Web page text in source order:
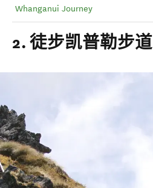
Whanganui Journey
2. 徒步凯普勒步道